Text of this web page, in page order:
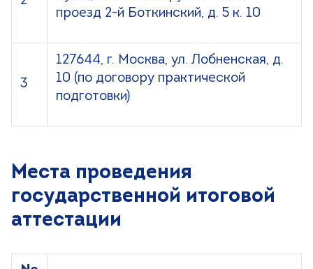
проезд 2-й Боткинский, д. 5 к. 10
3
127644, г. Москва, ул. Лобненская, д.
10 (по договору практической
подготовки)
Места проведения
государственной итоговой
аттестации